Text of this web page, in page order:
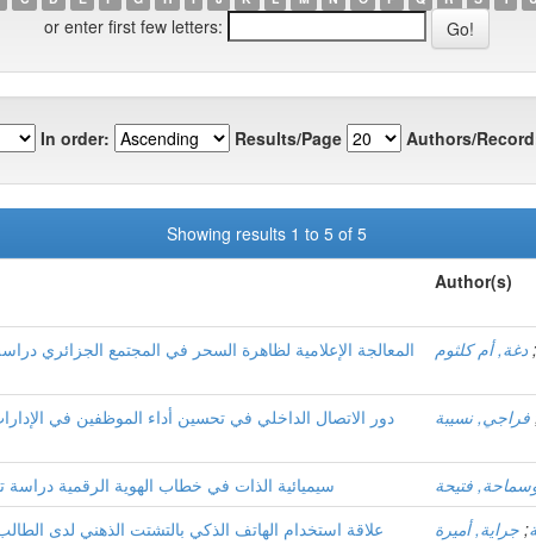
or enter first few letters:
In order: Results/Page Authors/
Showing results 1 to 5 of 5
Author(s)
المعالجة الإعلامية لظاهرة السحر في المجتمع الجزائري
; دغة, أم كلثوم
دور الاتصال الداخلي في تحسين أداء الموظفين في
فراجي, نسيبة
سيميائية الذات في خطاب الهوية الرقمية دراسة
فتيحة
علاقة استخدام الهاتف الذكي بالتشتت الذهني لدى
; جراية, أميرة